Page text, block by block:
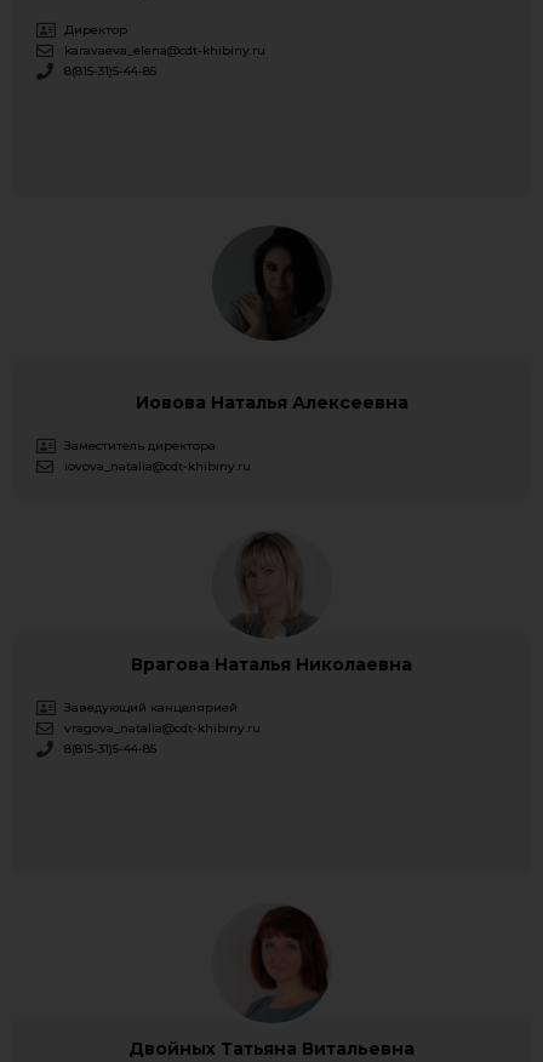
Директор
karavaeva_elena@cdt-khibiny.ru​
8(815-31)5-44-85
Иовова Наталья Алексеевна
Заместитель директора
iovova_natalia@cdt-khibiny.ru
Врагова Наталья Николаевна
Заведующий канцелярией
vragova_natalia@cdt-khibiny.ru
8(815-31)5-44-85
Двойных Татьяна Витальевна